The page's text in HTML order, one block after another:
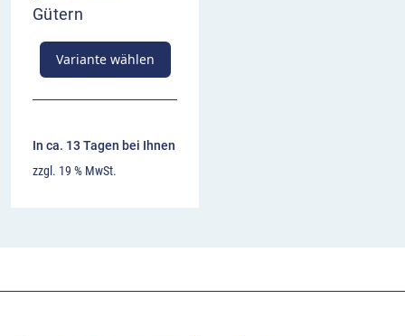
Gütern
Variante wählen
In ca. 13 Tagen bei Ihnen
zzgl. 19 % MwSt.